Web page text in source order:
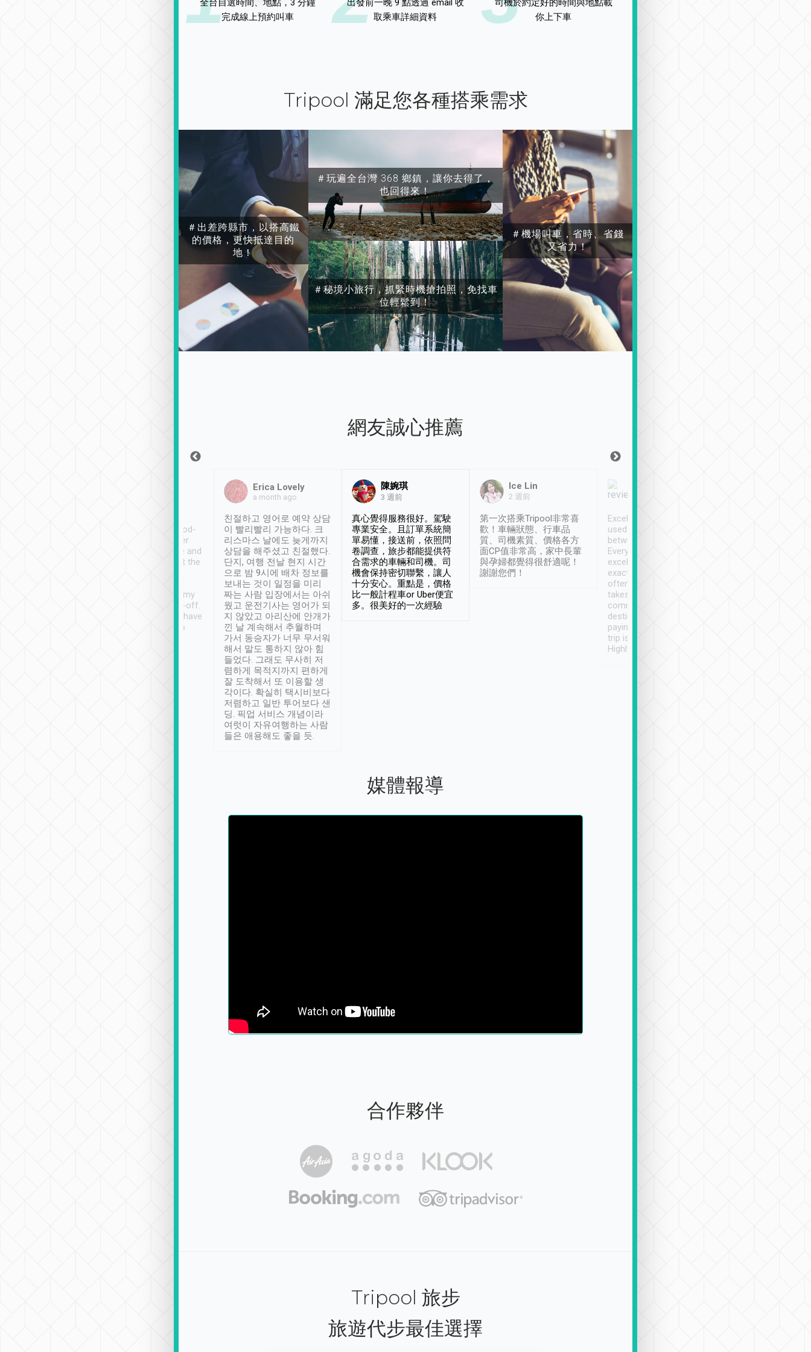
全台自選時間、地點，3 分鐘
完成線上預約叫車
出發前一晚 9 點透過 email 收
取乘車詳細資料
司機於約定好的時間與地點載
你上下車
Tripool 滿足您各種搭乘需求
＃出差跨縣市，以搭高鐵
的價格，更快抵達目的
地！
＃玩遍全台灣 368 鄉鎮，讓你去得了，
也回得來！
＃秘境小旅行，抓緊時機搶拍照，免找車
位輕鬆到！
＃機場叫車，省時、省錢
又省力！
網友誠心推薦
service, vehicles in good-
condition and the driver
service was awesome and
thoughtful. Driver went the
have safely arrived at my
destination after drop-off.
Definitely something I have
not seen elsewhere 👍
Erica Lovely
a month ago
친절하고 영어로 예약 상담
이 빨리빨리 가능하다. 크
리스마스 날에도 늦게까지
상담을 해주셨고 친절했다.
단지, 여행 전날 현지 시간
으로 밤 9시에 배차 정보를
보내는 것이 일정을 미리
짜는 사람 입장에서는 아쉬
웠고 운전기사는 영어가 되
지 않았고 아리산에 안개가
낀 날 계속해서 추월하며
가서 동승자가 너무 무서워
해서 말도 통하지 않아 힘
들었다. 그래도 무사히 저
렴하게 목적지까지 편하게
잘 도착해서 또 이용할 생
각이다. 확실히 택시비보다
저렴하고 일반 투어보다 샌
딩. 픽업 서비스 개념이라
여럿이 자유여행하는 사람
들은 애용해도 좋을 듯.
陳婉琪
3 週前
真心覺得服務很好。駕駛
專業安全。且訂單系統簡
單易懂，接送前，依照問
卷調查，旅步都能提供符
合需求的車輛和司機。司
機會保持密切聯繫，讓人
十分安心。重點是，價格
比一般計程車or Uber便宜
多。很美好的一次經驗
Ice Lin
2 週前
第一次搭乘Tripool非常喜
歡！車輛狀態、行車品
質、司機素質、價格各方
面CP值非常高，家中長輩
與孕婦都覺得很舒適呢！
謝謝您們！
Excellent service. We have
used Tripool to travel
between cities in Taiwan.
Every driver has been
excellent and arrives
exactly on time. As there is
often limited English it
takes the difficulty out of
communicating the
destination details and
paying online prior to the
trip is very convenient.
Highly recommended
媒體報導
合作夥伴
Tripool 旅步
旅遊代步最佳選擇